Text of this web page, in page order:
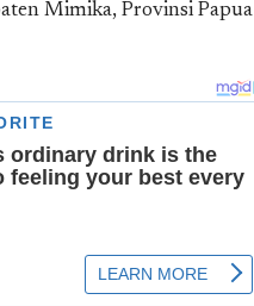
Mimika, Provinsi Papua